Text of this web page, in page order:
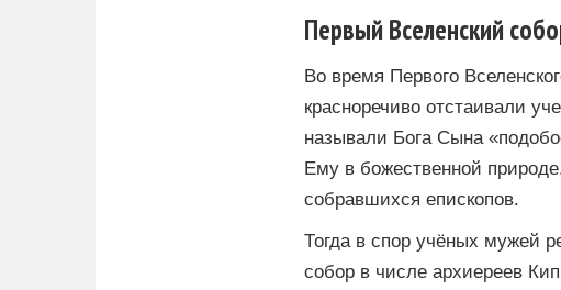
Первый Вселенский
Во время Первого
красноречиво отстаивали
называли Бога Сына
Ему в божественной
собравшихся епископов.
Тогда в спор учёных мужей
собор в числе архиереев